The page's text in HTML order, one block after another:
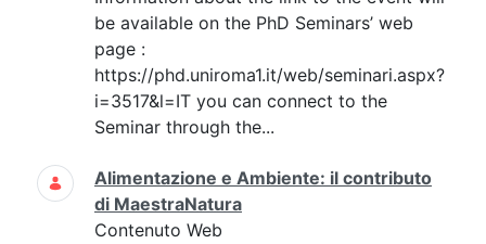
be available on the PhD Seminars’ web
page :
https://phd.uniroma1.it/web/seminari.aspx?
i=3517&l=IT you can connect to the
Seminar through the...
Alimentazione e Ambiente: il contributo
di MaestraNatura
Contenuto Web